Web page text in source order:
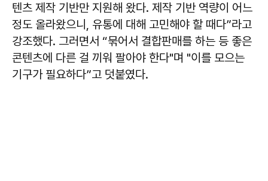
텐츠 제작 기반만 지원해 왔다. 제작 기반 역량이 어느
정도 올라왔으니, 유통에 대해 고민해야 할 때다”라고
강조했다. 그러면서 “묶어서 결합판매를 하는 등 좋은
콘텐츠에 다른 걸 끼워 팔아야 한다"며 "이를 모으는
기구가 필요하다”고 덧붙였다.